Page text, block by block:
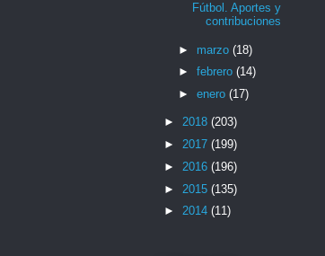
Fútbol. Aportes y
contribuciones
► marzo (18)
► febrero (14)
► enero (17)
► 2018 (203)
► 2017 (199)
► 2016 (196)
► 2015 (135)
► 2014 (11)